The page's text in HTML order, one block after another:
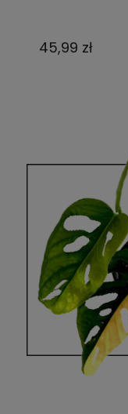
45,99 zł